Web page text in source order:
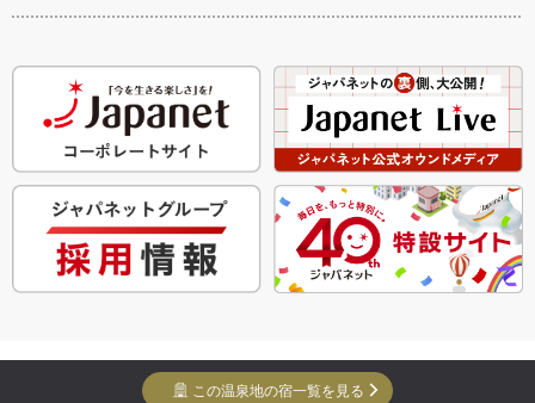
この温泉地の宿一覧を見る
Copyright Yuko Yuko Inc. All Rights Reserved.